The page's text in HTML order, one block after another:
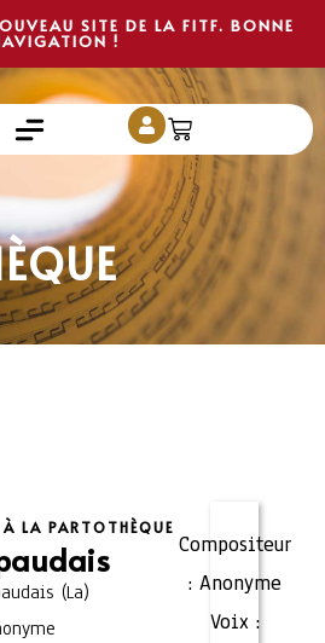
SITE DE LA FITF. BONNE
!
LA PARTOTHÈQUE
(La)
Compositeur
: Anonyme
Voix :